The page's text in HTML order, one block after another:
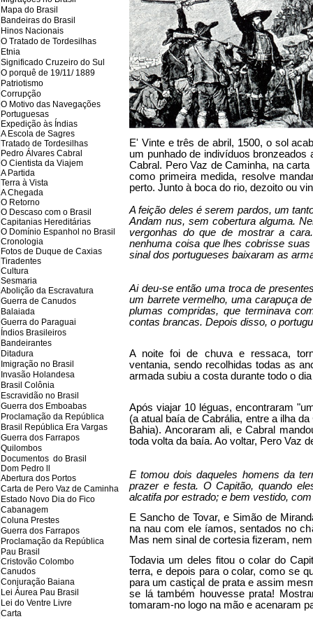
Mapa do Brasil
Bandeiras do Brasil
Hinos Nacionais
O Tratado de Tordesilhas
Etnia
Significado Cruzeiro do Sul
O porquê de 19/11/ 1889
Patriotismo
Corrupção
O Motivo das Navegações
Portuguesas
Expedição às Índias
A Escola de Sagres
Tratado de Tordesilhas
Pedro Álvares Cabral
O Cientista da Viajem
A Partida
Terra à Vista
A Chegada
O Retorno
O Descaso com o Brasil
Capitanias Hereditárias
O Domínio Espanhol no Brasil
Cronologia
Fotos de Duque de Caxias
Tiradentes
Cultura
Sesmaria
Abolição da Escravatura
Guerra de Canudos
Balaiada
Guerra do Paraguai
Índios Brasileiros
Bandeirantes
Ditadura
Imigração no Brasil
Invasão Holandesa
Brasil Colônia
Escravidão no Brasil
Guerra dos Emboabas
Proclamação da República
Brasil República Era Vargas
Guerra dos Farrapos
Quilombos
Documentos do Brasil
Dom Pedro ll
Abertura dos Portos
Carta de Pero Vaz de Caminha
Estado Novo Dia do Fico
Cabanagem
Coluna Prestes
Guerra dos Farrapos
Proclamação da República
Pau Brasil
Cristovão Colombo
Canudos
Conjuração Baiana
Lei Áurea Pau Brasil
Lei do Ventre Livre
Carta
E' Vinte e três de abril, 1500, o sol
um punhado de indivíduos
Cabral. Pero Vaz de Caminha, na
como primeira medida, resolve
perto. Junto à boca do rio, dezoito ou
A feição deles é serem pardos, um
Andam nus, sem cobertura alguma.
vergonhas do que de mostrar a
nenhuma coisa que lhes cobrisse
sinal dos portugueses baixaram as
Ai deu-se então uma troca de
um barrete vermelho, uma carapuça
plumas compridas, que terminava
contas brancas. Depois disso, o
A noite foi de chuva e ressaca,
ventania, sendo recolhidas todas as
armada subiu a costa durante todo o
Após viajar 10 léguas, encontraram
(a atual baía de Cabrália, entre a ilha
Bahia). Ancoraram ali, e Cabral
toda volta da baía. Ao voltar, Pero Vaz
E tomou dois daqueles homens da
prazer e festa. O Capitão, quando
alcatifa por estrado; e bem vestido,
E Sancho de Tovar, e Simão de
na nau com ele íamos, sentados no
Mas nem sinal de cortesia fizeram,
Todavia um deles fitou o colar do
terra, e depois para o colar, como se
para um castiçal de prata e assim
se lá também houvesse prata!
tomaram-no logo na mão e acenaram